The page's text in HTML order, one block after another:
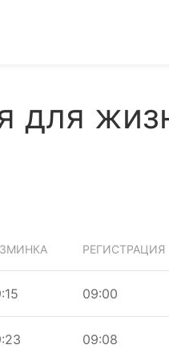
для
РЕГИСТРАЦИЯ
09:00
09:08